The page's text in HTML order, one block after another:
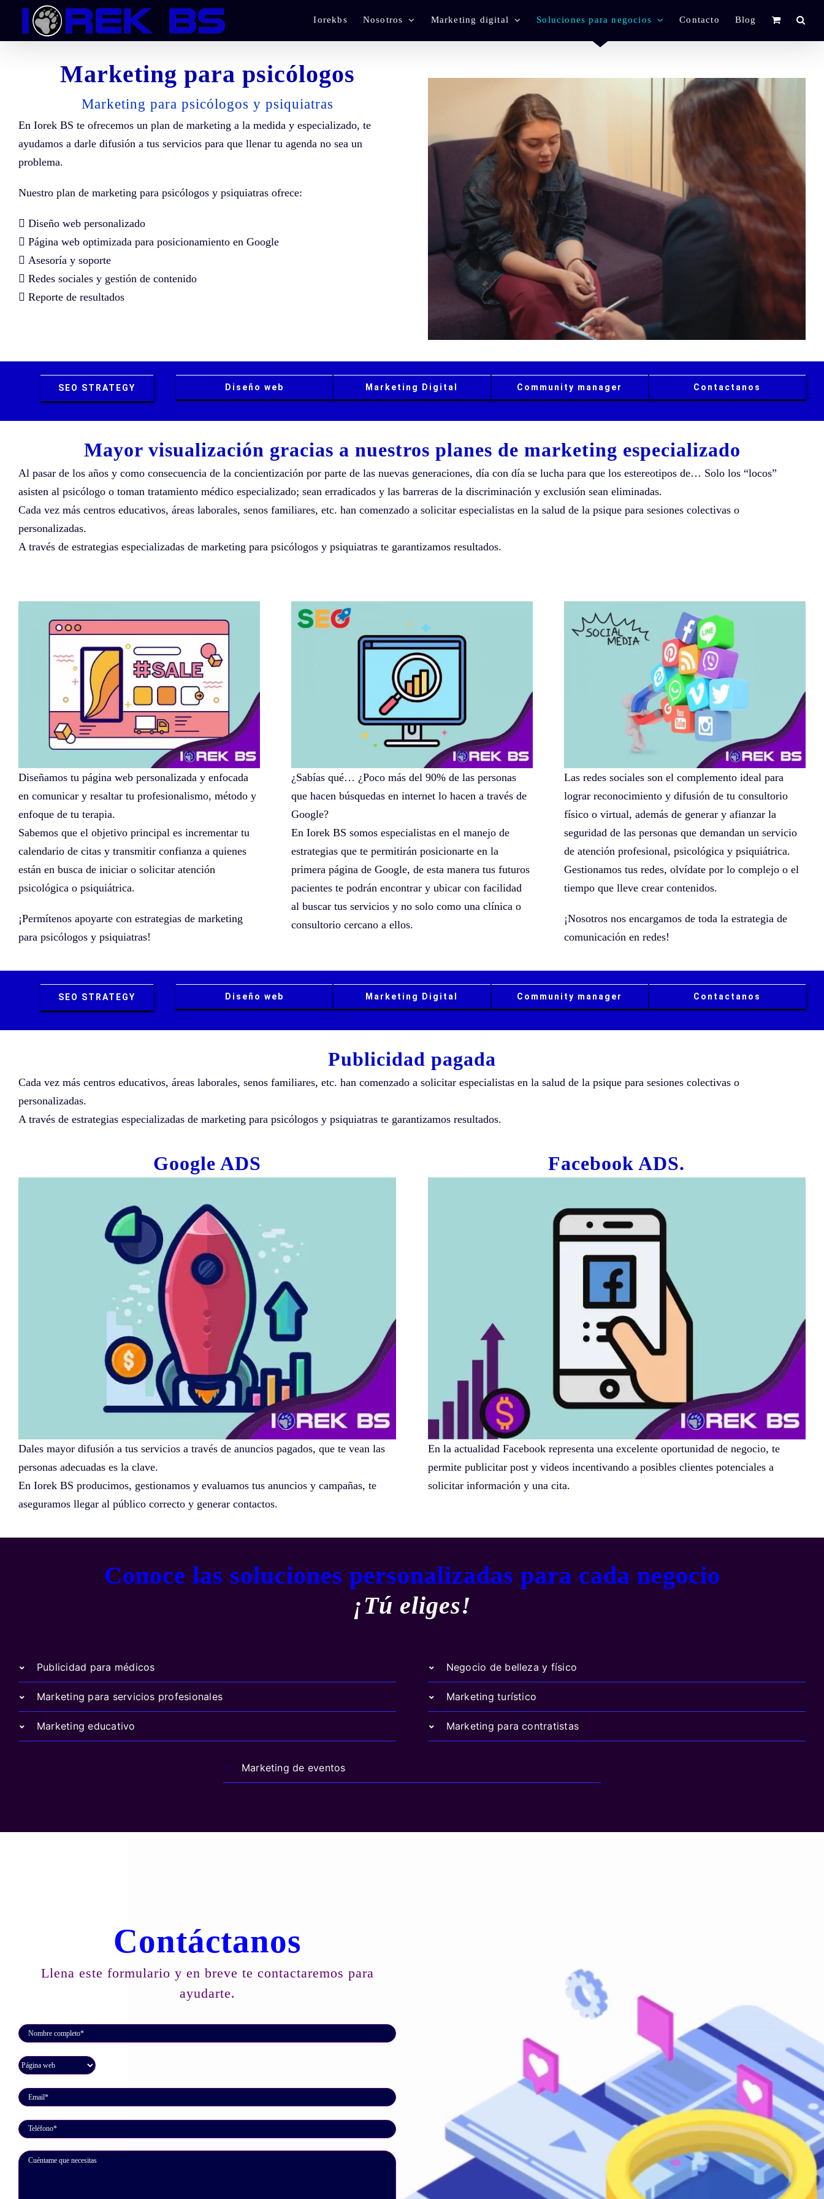
Iorekbs Nosotros Marketing digital Soluciones para negocios Contacto Blog
Marketing para psicólogos
Marketing para psicólogos y psiquiatras
En Iorek BS te ofrecemos un plan de marketing a la medida y especializado, te
ayudamos a darle difusión a tus servicios para que llenar tu agenda no sea un
problema.
Nuestro plan de marketing para psicólogos y psiquiatras ofrece:
 Diseño web personalizado
 Página web optimizada para posicionamiento en Google
 Asesoría y soporte
 Redes sociales y gestión de contenido
 Reporte de resultados
SEO STRATEGY Diseño web Marketing Digital Community manager Contactanos
Mayor visualización gracias a nuestros planes de marketing especializado
Al pasar de los años y como consecuencia de la concientización por parte de las nuevas generaciones, día con día se lucha para que los estereotipos de… Solo los “locos”
asisten al psicólogo o toman tratamiento médico especializado; sean erradicados y las barreras de la discriminación y exclusión sean eliminadas.
Cada vez más centros educativos, áreas laborales, senos familiares, etc. han comenzado a solicitar especialistas en la salud de la psique para sesiones colectivas o
personalizadas.
A través de estrategias especializadas de marketing para psicólogos y psiquiatras te garantizamos resultados.
Diseñamos tu página web personalizada y enfocada
en comunicar y resaltar tu profesionalismo, método y
enfoque de tu terapia.
Sabemos que el objetivo principal es incrementar tu
calendario de citas y transmitir confianza a quienes
están en busca de iniciar o solicitar atención
psicológica o psiquiátrica.
¡Permítenos apoyarte con estrategias de marketing
para psicólogos y psiquiatras!
¿Sabías qué… ¿Poco más del 90% de las personas
que hacen búsquedas en internet lo hacen a través de
Google?
En Iorek BS somos especialistas en el manejo de
estrategias que te permitirán posicionarte en la
primera página de Google, de esta manera tus futuros
pacientes te podrán encontrar y ubicar con facilidad
al buscar tus servicios y no solo como una clínica o
consultorio cercano a ellos.
Las redes sociales son el complemento ideal para
lograr reconocimiento y difusión de tu consultorio
físico o virtual, además de generar y afianzar la
seguridad de las personas que demandan un servicio
de atención profesional, psicológica y psiquiátrica.
Gestionamos tus redes, olvídate por lo complejo o el
tiempo que lleve crear contenidos.
¡Nosotros nos encargamos de toda la estrategia de
comunicación en redes!
SEO STRATEGY Diseño web Marketing Digital Community manager Contactanos
Publicidad pagada
Cada vez más centros educativos, áreas laborales, senos familiares, etc. han comenzado a solicitar especialistas en la salud de la psique para sesiones colectivas o
personalizadas.
A través de estrategias especializadas de marketing para psicólogos y psiquiatras te garantizamos resultados.
Google ADS
Dales mayor difusión a tus servicios a través de anuncios pagados, que te vean las
personas adecuadas es la clave.
En Iorek BS producimos, gestionamos y evaluamos tus anuncios y campañas, te
aseguramos llegar al público correcto y generar contactos.
Facebook ADS.
En la actualidad Facebook representa una excelente oportunidad de negocio, te
permite publicitar post y videos incentivando a posibles clientes potenciales a
solicitar información y una cita.
Conoce las soluciones personalizadas para cada negocio
¡Tú eliges!
Publicidad para médicos
Marketing para servicios profesionales
Marketing educativo
Negocio de belleza y físico
Marketing turístico
Marketing para contratistas
Marketing de eventos
Contáctanos
Llena este formulario y en breve te contactaremos para
ayudarte.